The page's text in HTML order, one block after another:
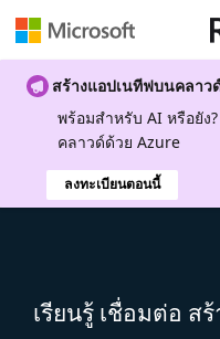
สร้างแอปเนทีฟบนคลาว
พร้อมสําหรับ AI หรือยั
คลาวด์ด้วย Azure
ลงทะเบียนตอนนี้
เรียนรู้ เชื่อมต่อ สร้